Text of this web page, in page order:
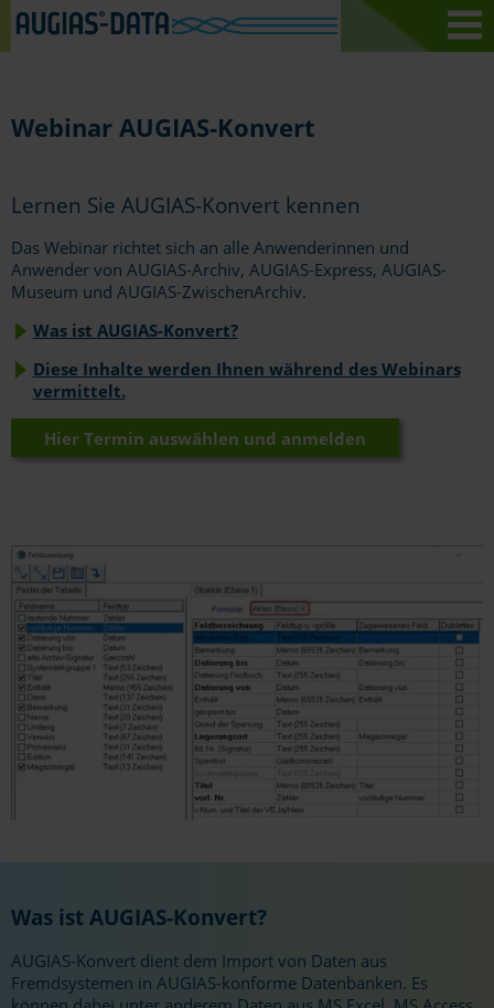
Webinar AUGIAS-Konvert
Lernen Sie AUGIAS-Konvert kennen
Das Webinar richtet sich an alle Anwenderinnen und
Anwender von AUGIAS-Archiv, AUGIAS-Express, AUGIAS-
Museum und AUGIAS-ZwischenArchiv.
Was ist AUGIAS-Konvert?
Diese Inhalte werden Ihnen während des Webinars
vermittelt.
Hier Termin auswählen und anmelden
Was ist AUGIAS-Konvert?
AUGIAS-Konvert dient dem Import von Daten aus
Fremdsystemen in AUGIAS-konforme Datenbanken. Es